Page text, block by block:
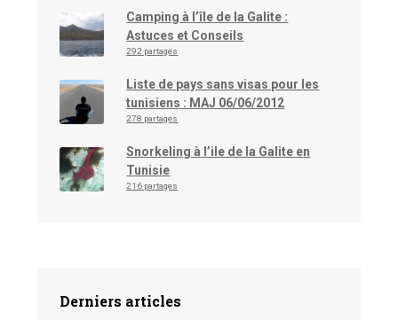
Camping à l’île de la Galite :
Astuces et Conseils
292 partages
Liste de pays sans visas pour les
tunisiens : MAJ 06/06/2012
278 partages
Snorkeling à l’ile de la Galite en
Tunisie
216 partages
Derniers articles